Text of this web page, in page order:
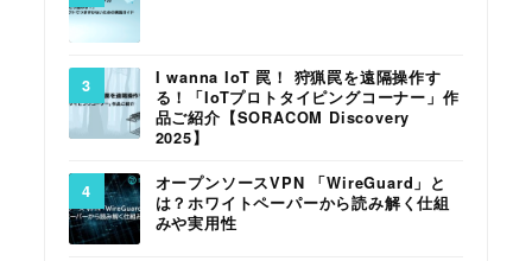
I wanna IoT 罠！ 狩猟罠を遠隔操作す
る！「IoTプロトタイピングコーナー」作
品ご紹介【SORACOM Discovery
2025】
オープンソースVPN 「WireGuard」と
は？ホワイトペーパーから読み解く仕組
みや実用性